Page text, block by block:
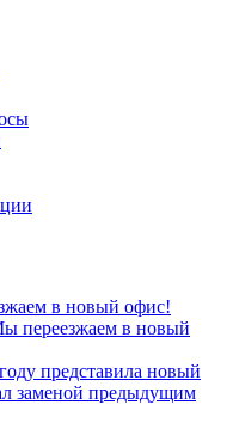
переезжаем в новый